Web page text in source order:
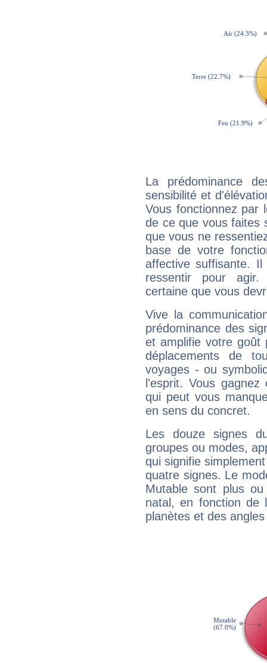
La prédominance
sensibilité et
Vous fonctionnez
de ce que vous faites
que vous ne
base de votre
affective suffisante.
ressentir pour agir.
certaine que vous
Vive la
prédominance des
et amplifie votre goût
déplacements de
voyages - ou
l'esprit. Vous
qui peut vous
en sens du concret.
Les douze signes
groupes ou modes,
qui signifie
quatre signes. Le
Mutable sont plus
natal, en fonction de
planètes et des